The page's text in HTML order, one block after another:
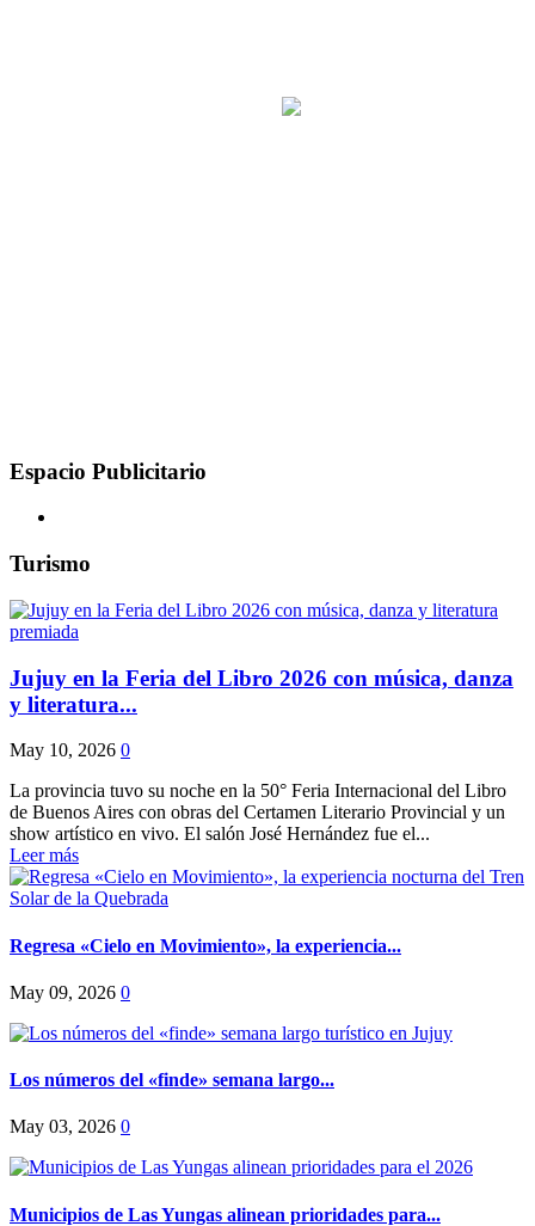
Espacio Publicitario
Turismo
Jujuy en la Feria del Libro 2026 con música, danza
y literatura...
May 10, 2026 0
La provincia tuvo su noche en la 50° Feria Internacional del Libro
de Buenos Aires con obras del Certamen Literario Provincial y un
show artístico en vivo. El salón José Hernández fue el...
Leer más
Regresa «Cielo en Movimiento», la experiencia...
May 09, 2026 0
Los números del «finde» semana largo...
May 03, 2026 0
Municipios de Las Yungas alinean prioridades para...